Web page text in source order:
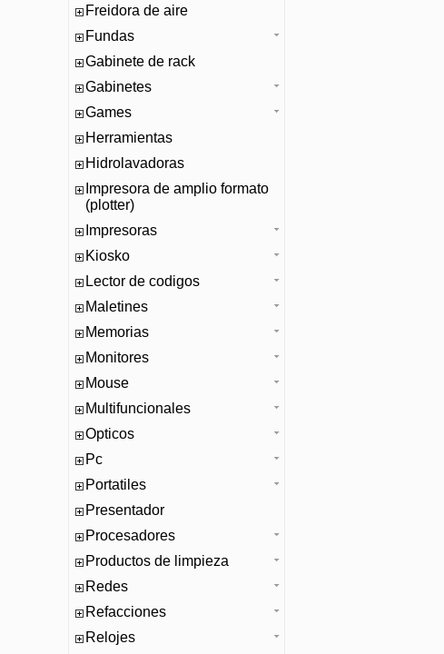
Freidora de aire
Fundas
Gabinete de rack
Gabinetes
Games
Herramientas
Hidrolavadoras
Impresora de amplio formato
(plotter)
Impresoras
Kiosko
Lector de codigos
Maletines
Memorias
Monitores
Mouse
Multifuncionales
Opticos
Pc
Portatiles
Presentador
Procesadores
Productos de limpieza
Redes
Refacciones
Relojes